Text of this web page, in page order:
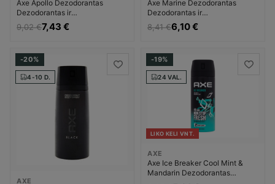
Axe Apollo Dezodorantas
Dezodorantas ir
antiperspirantas Vyrams
9,02 €7,43 €
Axe Marine Dezodorantas
Dezodorantas ir
antiperspirantas Vyrams
8,41 €6,10 €
-20%
4-10 D.
AXE
-19%
24 VAL.
LIKO KELI VNT.
AXE
Axe Ice Breaker Cool Mint &
Mandarin Dezodorantas